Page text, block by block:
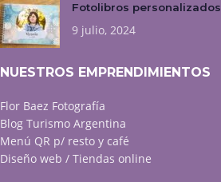
Fotolibros personalizados
9 julio, 2024
NUESTROS EMPRENDIMIENTOS
Flor Baez Fotografía
Blog Turismo Argentina
Menú QR p/ resto y café
Diseño web / Tiendas online